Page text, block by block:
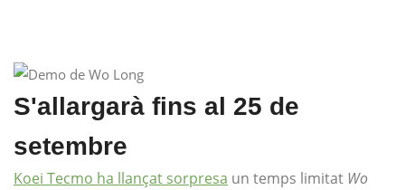
S'allargarà fins al 25 de
setembre
Koei Tecmo ha llançat sorpresa un temps limitat Wo